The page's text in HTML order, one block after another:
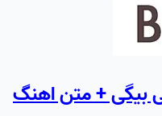
بیگی + متن اهنگ